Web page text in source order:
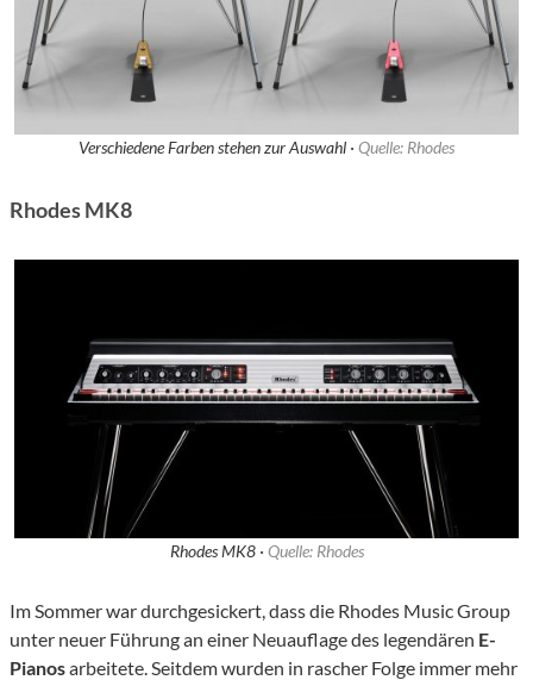
Verschiedene Farben stehen zur Auswahl · Quelle: Rhodes
Rhodes MK8
Rhodes MK8 · Quelle: Rhodes
Im Sommer war durchgesickert, dass die Rhodes Music Group
unter neuer Führung an einer Neuauflage des legendären E-
Pianosarbeitete. Seitdem wurden in rascher Folge immer mehr